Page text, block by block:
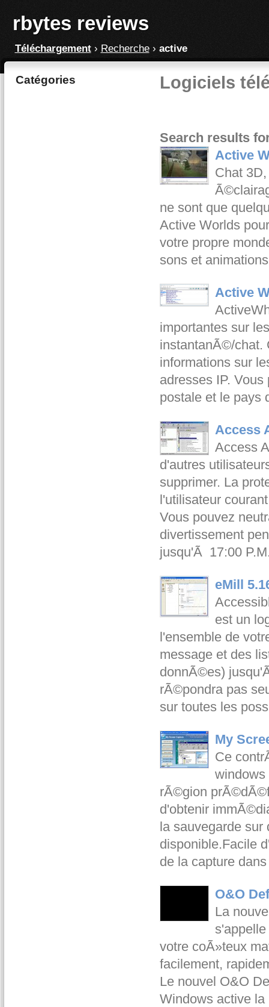
rbytes reviews
Téléchargement› Recherche› active
Catégories Logiciels
Search results
Active
Chat
ne sont que
Active Worlds
votre propre
sons et
Active
importantes sur
instantanÃ©/chat.
informations sur
adresses IP.
postale et le pays
Access
Access
d'autres
supprimer. La
l'utilisateur
Vous pouvez
divertissement
jusqu'Ã 17:00
eMill
est un
l'ensemble de
message et des
donnÃ©es)
rÃ©pondra pas
sur toutes les
My
Ce
windows
rÃ©gion
d'obtenir
la sauvegarde sur
disponible.Facile
de la capture
O&O
La
votre coÃ»teux
facilement,
Le nouvel O&O
Windows active